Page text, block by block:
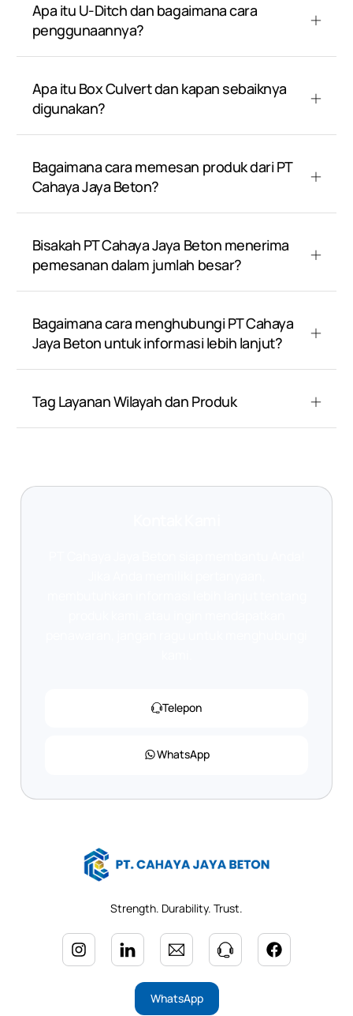
Apa itu U-Ditch dan bagaimana cara
penggunaannya?
Apa itu Box Culvert dan kapan sebaiknya
digunakan?
Bagaimana cara memesan produk dari PT
Cahaya Jaya Beton?
Bisakah PT Cahaya Jaya Beton menerima
pemesanan dalam jumlah besar?
Bagaimana cara menghubungi PT Cahaya
Jaya Beton untuk informasi lebih lanjut?
Tag Layanan Wilayah dan Produk
Telepon
WhatsApp
Strength. Durability. Trust.
WhatsApp